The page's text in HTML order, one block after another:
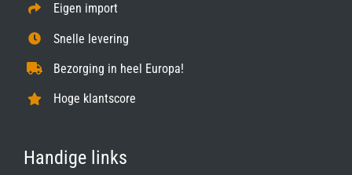
Eigen import
Snelle levering
Bezorging in heel Europa!
Hoge klantscore
Handige links